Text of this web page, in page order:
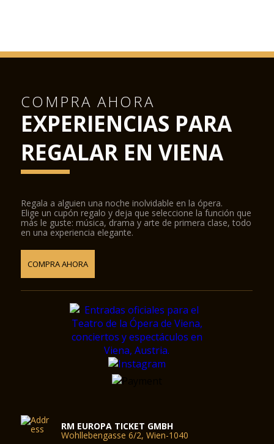
COMPRA AHORA
EXPERIENCIAS PARA
REGALAR EN VIENA
Regala a alguien una noche inolvidable en la ópera.
Elige un cupón regalo y deja que seleccione la función que
más le guste: música, drama y arte de primera clase, todo
en una experiencia elegante.
COMPRA AHORA
RM EUROPA TICKET GMBH
Wohllebengasse 6/2, Wien-1040